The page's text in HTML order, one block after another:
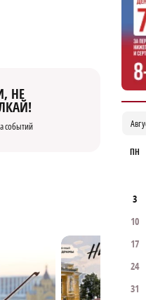
НЕ
событий
ПН
3
10
17
24
31